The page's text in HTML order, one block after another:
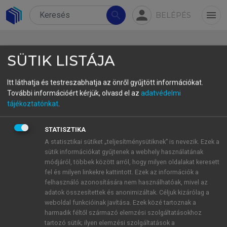
search person BELÉPÉS menu
Az ajánlottak névsora
Cikk letöltése
Acsády László
Ádány Sándor
SÜTIK LISTÁJA
Itt láthatja és testreszabhatja az önről gyűjtött információkat.
További információért kérjük, olvasd el az adatvédelmi
tájékoztatónkat.
STATISZTIKA
A statisztikai sütiket „teljesítménysütiknek” is nevezik. Ezek a
sütik információkat gyűjtenek a webhely használatának
módjáról, többek között arról, hogy milyen oldalakat keresett
fel és milyen linkekre kattintott. Ezek az információk a
felhasználó azonosítására nem használhatóak, mivel az
adatok összesítettek és anonimizáltak. Céljuk kizárólag a
weboldal funkcióinak javítása. Ezek közé tartoznak a
harmadik féltől származó elemzési szolgáltatásokhoz
tartozó sütik; ilyen elemzési szolgáltatások a